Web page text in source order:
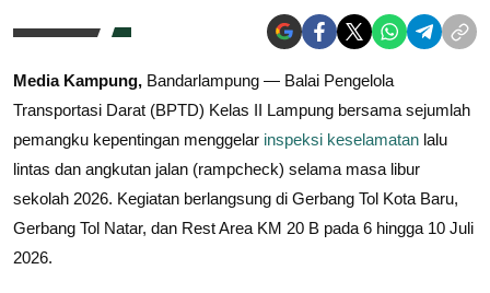
Media Kampung, Bandarlampung — Balai Pengelola
Transportasi Darat (BPTD) Kelas II Lampung bersama sejumlah
pemangku kepentingan menggelar inspeksi keselamatan lalu
lintas dan angkutan jalan (rampcheck) selama masa libur
sekolah 2026. Kegiatan berlangsung di Gerbang Tol Kota Baru,
Gerbang Tol Natar, dan Rest Area KM 20 B pada 6 hingga 10 Juli
2026.